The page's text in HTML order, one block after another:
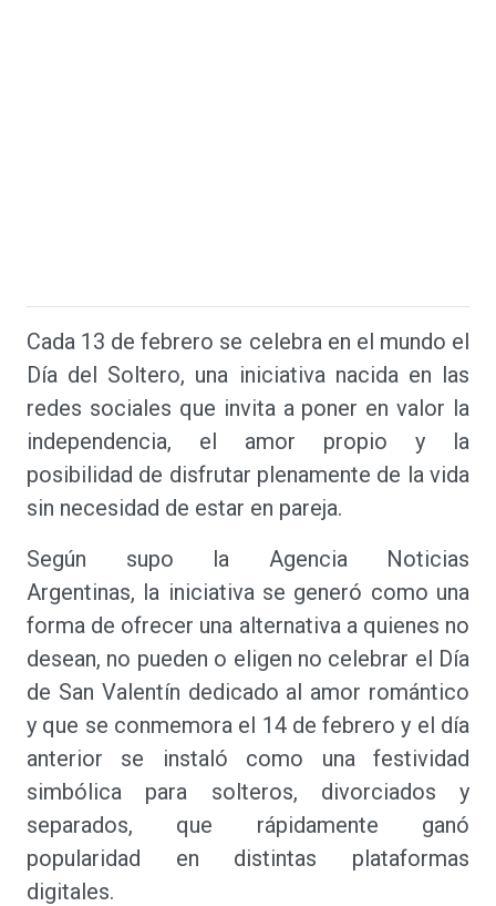
Cada 13 de febrero se celebra en el mundo el
Día del Soltero, una iniciativa nacida en las
redes sociales que invita a poner en valor la
independencia, el amor propio y la
posibilidad de disfrutar plenamente de la vida
sin necesidad de estar en pareja.
Según supo la Agencia Noticias
Argentinas, la iniciativa se generó como una
forma de ofrecer una alternativa a quienes no
desean, no pueden o eligen no celebrar el Día
de San Valentín dedicado al amor romántico
y que se conmemora el 14 de febrero y el día
anterior se instaló como una festividad
simbólica para solteros, divorciados y
separados, que rápidamente ganó
popularidad en distintas plataformas
digitales.